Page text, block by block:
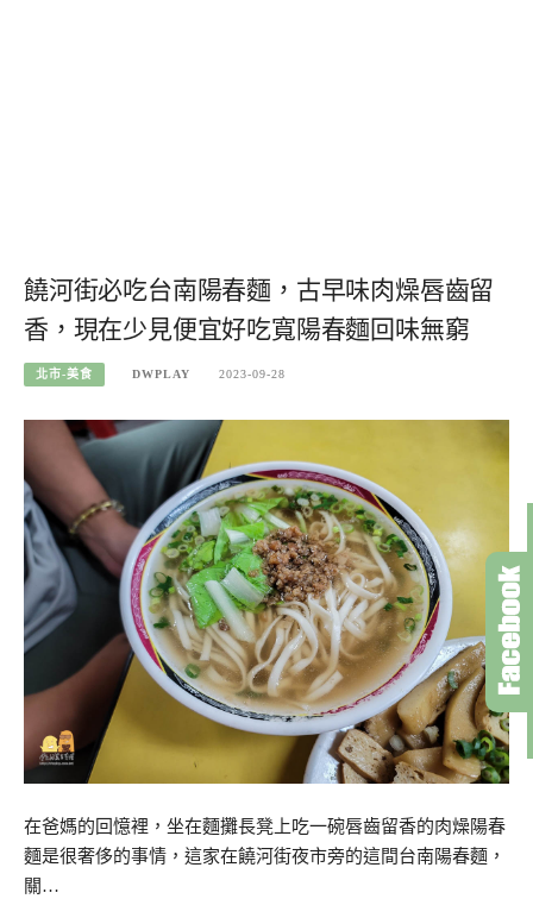
饒河街必吃台南陽春麵，古早味肉燥唇齒留
香，現在少見便宜好吃寬陽春麵回味無窮
北市-美食 DWPLAY 2023-09-28
在爸媽的回憶裡，坐在麵攤長凳上吃一碗唇齒留香的肉燥陽春
麵是很奢侈的事情，這家在饒河街夜市旁的這間台南陽春麵，
關…